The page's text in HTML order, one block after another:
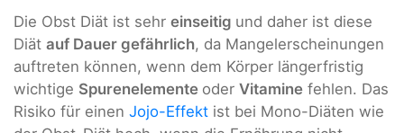
Die Obst Diät ist sehr einseitig und daher ist diese
Diät auf Dauer gefährlich, da Mangelerscheinungen
auftreten können, wenn dem Körper längerfristig
wichtige Spurenelemente oder Vitamine fehlen. Das
Risiko für einen Jojo-Effekt ist bei Mono-Diäten wie